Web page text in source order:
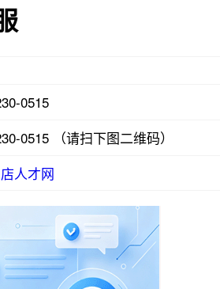
0515
0515 （请扫下图二维码）